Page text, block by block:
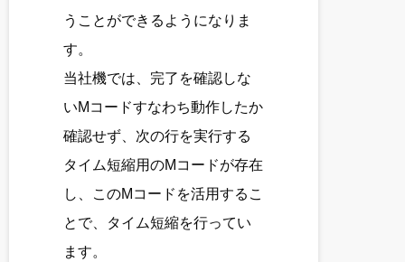
うことができるようになりま
す。
当社機では、完了を確認しな
いMコードすなわち動作したか
確認せず、次の行を実行する
タイム短縮用のMコードが存在
し、このMコードを活用するこ
とで、タイム短縮を行ってい
ます。